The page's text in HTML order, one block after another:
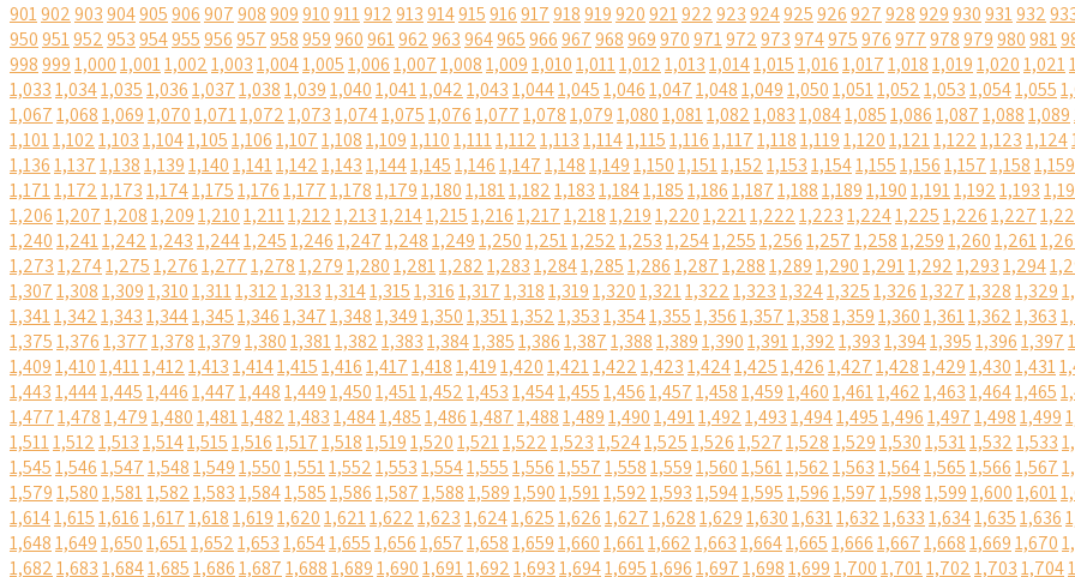
901902903904905906907908909910911912913914915916917918919920921922923924925926927928929930931932
950951952953954955956957958959960961962963964965966967968969970971972973974975976977978979980981
9989991,0001,0011,0021,0031,0041,0051,0061,0071,0081,0091,0101,0111,0121,0131,0141,0151,0161,0171,0181,0191,0201,021
1,0331,0341,0351,0361,0371,0381,0391,0401,0411,0421,0431,0441,0451,0461,0471,0481,0491,0501,0511,0521,0531,0541,055
1,0671,0681,0691,0701,0711,0721,0731,0741,0751,0761,0771,0781,0791,0801,0811,0821,0831,0841,0851,0861,0871,0881,089
1,1011,1021,1031,1041,1051,1061,1071,1081,1091,1101,1111,1121,1131,1141,1151,1161,1171,1181,1191,1201,1211,1221,1231,124
1,1361,1371,1381,1391,1401,1411,1421,1431,1441,1451,1461,1471,1481,1491,1501,1511,1521,1531,1541,1551,1561,1571,1581,159
1,1711,1721,1731,1741,1751,1761,1771,1781,1791,1801,1811,1821,1831,1841,1851,1861,1871,1881,1891,1901,1911,1921,193
1,2061,2071,2081,2091,2101,2111,2121,2131,2141,2151,2161,2171,2181,2191,2201,2211,2221,2231,2241,2251,2261,227
1,2401,2411,2421,2431,2441,2451,2461,2471,2481,2491,2501,2511,2521,2531,2541,2551,2561,2571,2581,2591,2601,261
1,2731,2741,2751,2761,2771,2781,2791,2801,2811,2821,2831,2841,2851,2861,2871,2881,2891,2901,2911,2921,2931,294
1,3071,3081,3091,3101,3111,3121,3131,3141,3151,3161,3171,3181,3191,3201,3211,3221,3231,3241,3251,3261,3271,3281,329
1,3411,3421,3431,3441,3451,3461,3471,3481,3491,3501,3511,3521,3531,3541,3551,3561,3571,3581,3591,3601,3611,3621,363
1,3751,3761,3771,3781,3791,3801,3811,3821,3831,3841,3851,3861,3871,3881,3891,3901,3911,3921,3931,3941,3951,3961,397
1,4091,4101,4111,4121,4131,4141,4151,4161,4171,4181,4191,4201,4211,4221,4231,4241,4251,4261,4271,4281,4291,4301,431
1,4431,4441,4451,4461,4471,4481,4491,4501,4511,4521,4531,4541,4551,4561,4571,4581,4591,4601,4611,4621,4631,4641,465
1,4771,4781,4791,4801,4811,4821,4831,4841,4851,4861,4871,4881,4891,4901,4911,4921,4931,4941,4951,4961,4971,4981,499
1,5111,5121,5131,5141,5151,5161,5171,5181,5191,5201,5211,5221,5231,5241,5251,5261,5271,5281,5291,5301,5311,5321,533
1,5451,5461,5471,5481,5491,5501,5511,5521,5531,5541,5551,5561,5571,5581,5591,5601,5611,5621,5631,5641,5651,5661,567
1,5791,5801,5811,5821,5831,5841,5851,5861,5871,5881,5891,5901,5911,5921,5931,5941,5951,5961,5971,5981,5991,6001,601
1,6141,6151,6161,6171,6181,6191,6201,6211,6221,6231,6241,6251,6261,6271,6281,6291,6301,6311,6321,6331,6341,6351,636
1,6481,6491,6501,6511,6521,6531,6541,6551,6561,6571,6581,6591,6601,6611,6621,6631,6641,6651,6661,6671,6681,6691,670
1,6821,6831,6841,6851,6861,6871,6881,6891,6901,6911,6921,6931,6941,6951,6961,6971,6981,6991,7001,7011,7021,7031,704